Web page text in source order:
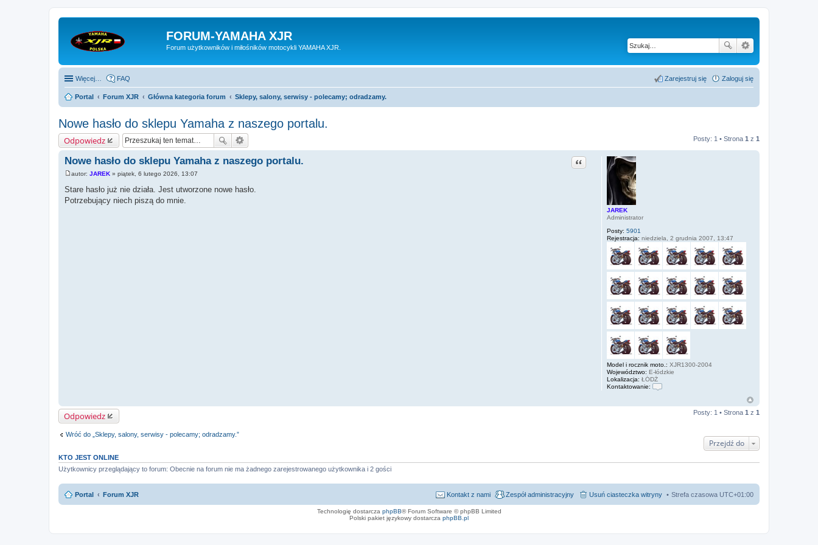
FORUM-YAMAHA XJR
Forum użytkowników i miłośników motocykli YAMAHA XJR.
Więcej… FAQ Zaloguj się
Zarejestruj się
Portal Forum XJR Główna kategoria forum Sklepy, salony, serwisy - polecamy; odradzamy.
Nowe hasło do sklepu Yamaha z naszego portalu.
Odpowiedz Posty: 1 • Strona 1 z 1
JAREK
Administrator
Posty: 5901
Rejestracja: niedziela, 2 grudnia 2007, 13:47
Model i rocznik moto.: XJR1300-2004
Województwo: E-łódzkie
Lokalizacja: ŁÓDŹ
Kontaktowanie:
o
J
Nowe hasło do sklepu Yamaha z naszego portalu. Cytuj
o
s
t
autor: JAREK » piątek, 6 lutego 2026, 13:07
Stare hasło już nie działa. Jest utworzone nowe hasło.
Potrzebujący niech piszą do mnie.
Odpowiedz Posty: 1 • Strona 1 z 1
Wróć do „Sklepy, salony, serwisy - polecamy; odradzamy.”
Przejdź do
KTO JEST ONLINE
Użytkownicy przeglądający to forum: Obecnie na forum nie ma żadnego zarejestrowanego użytkownika i 2 gości
Portal Forum XJR Strefa czasowa UTC+01:00
Usuń ciasteczka witryny
Zespół administracyjny
Kontakt z nami
Technologię dostarcza phpBB® Forum Software © phpBB Limited
Polski pakiet językowy dostarcza phpBB.pl